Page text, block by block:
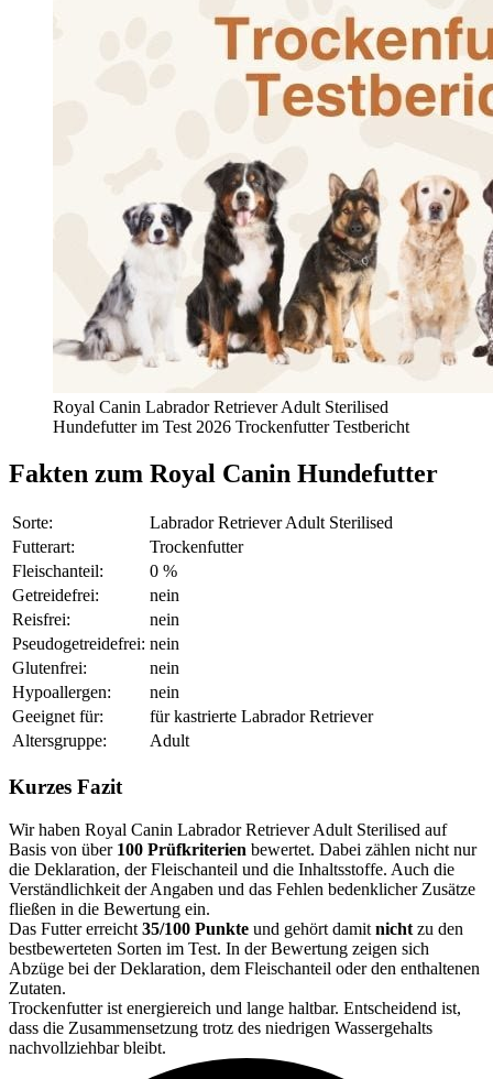
Royal Canin Labrador Retriever Adult Sterilised
Hundefutter im Test 2026 Trockenfutter Testbericht
Fakten zum Royal Canin Hundefutter
Sorte:
Labrador Retriever Adult Sterilised
Futterart:
Trockenfutter
Fleischanteil:
0 %
Getreidefrei:
nein
Reisfrei:
nein
Pseudogetreidefrei: nein
Glutenfrei:
nein
Hypoallergen:
nein
Geeignet für:
für kastrierte Labrador Retriever
Altersgruppe:
Adult
Kurzes Fazit
Wir haben Royal Canin Labrador Retriever Adult Sterilised auf
Basis von über 100 Prüfkriterien bewertet. Dabei zählen nicht nur
die Deklaration, der Fleischanteil und die Inhaltsstoffe. Auch die
Verständlichkeit der Angaben und das Fehlen bedenklicher Zusätze
fließen in die Bewertung ein.
Das Futter erreicht 35/100 Punkte und gehört damit nicht zu den
bestbewerteten Sorten im Test. In der Bewertung zeigen sich
Abzüge bei der Deklaration, dem Fleischanteil oder den enthaltenen
Zutaten.
Trockenfutter ist energiereich und lange haltbar. Entscheidend ist,
dass die Zusammensetzung trotz des niedrigen Wassergehalts
nachvollziehbar bleibt.